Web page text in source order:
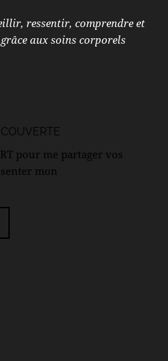
ressentir, comprendre et
aux soins corporels
pour me partager vos
mon